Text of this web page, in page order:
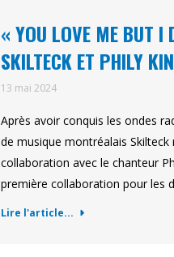
« YOU LOVE ME BUT I
SKILTECK ET PHILY
13 mai 2024
Après avoir conquis les ondes
de musique montréalais Skilteck
collaboration avec le chanteur
première collaboration pour les
Lire l'article...